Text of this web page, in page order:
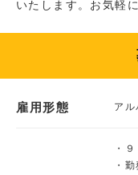
いたします。お気軽
雇用形態 アル
・
・